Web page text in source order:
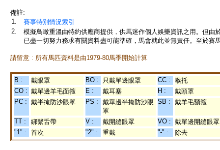
備註:
1.
賽事特別情況索引
2.
模擬鳥瞰重溫由特約供應商提供，供馬迷作個人娛樂資訊之用。但
已盡一切努力務求有關資料盡可能準確，馬會就此並無責任。至於賽
請留意 : 所有馬匹資料是由1979-80馬季開始計算
B : 戴眼罩 BO : 只戴單邊眼罩 CC :
喉托
CO : 戴單邊羊毛面箍 E : 戴耳塞 H :
戴頭罩
PC : 戴半掩防沙眼罩 PS :
戴單邊半掩防沙眼
罩
SB : 戴羊毛額箍
TT : 綁繫舌帶 V : 戴開縫眼罩 VO : 戴單邊開縫眼罩
"1" :
首次 "2" : 重戴 "-" : 除去